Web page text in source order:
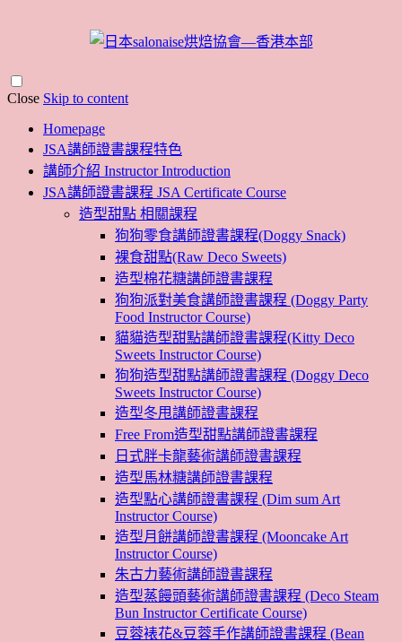
Close Skip to content
Homepage
JSA講師證書課程特色
講師介紹 Instructor Introduction
JSA講師證書課程 JSA Certificate Course
造型甜點 相關課程
狗狗零食講師證書課程(Doggy Snack)
裸食甜點(Raw Deco Sweets)
造型棉花糖講師證書課程
狗狗派對美食講師證書課程 (Doggy Party
Food Instructor Course)
貓貓造型甜點講師證書課程(Kitty Deco
Sweets Instructor Course)
狗狗造型甜點講師證書課程 (Doggy Deco
Sweets Instructor Course)
造型冬甩講師證書課程
Free From造型甜點講師證書課程
日式胖卡龍藝術講師證書課程
造型馬林糖講師證書課程
造型點心講師證書課程 (Dim sum Art
Instructor Course)
造型月餅講師證書課程 (Mooncake Art
Instructor Course)
朱古力藝術講師證書課程
造型蒸饅頭藝術講師證書課程 (Deco Steam
Bun Instructor Certificate Course)
豆蓉裱花&豆蓉手作講師證書課程 (Bean